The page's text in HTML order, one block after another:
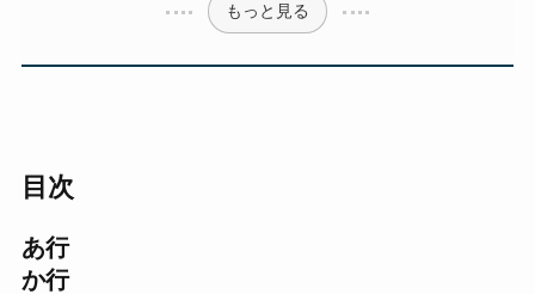
もっと見る
目次
あ行
か行